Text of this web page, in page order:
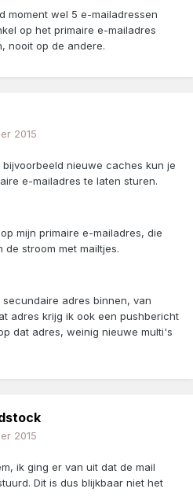
moment wel 5 e-mailadressen
op het primaire e-mailadres
nooit op de andere.
2015
nieuwe caches kun je
e-mailadres te laten sturen.
mijn primaire e-mailadres, die
stroom met mailtjes.
adres binnen, van
adres krijg ik ook een pushbericht
dat adres, weinig nieuwe multi's
2015
ik ging er van uit dat de mail
Dit is dus blijkbaar niet het